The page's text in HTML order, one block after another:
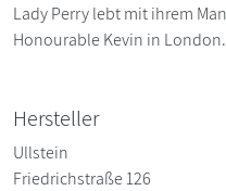
Lady Perry lebt mit ihrem
Honourable Kevin in London.
Hersteller
Ullstein
Friedrichstraße 126